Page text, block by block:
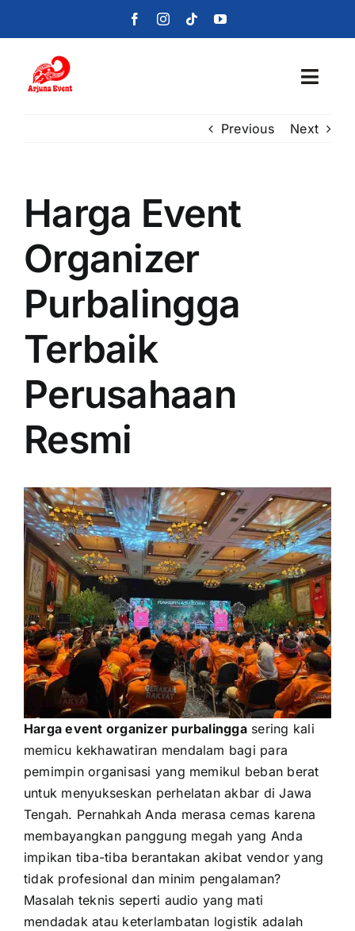
Beranda
Foto
Blog
Hubungi Kami
Previous Next
Harga Event
Organizer
Purbalingga
Terbaik
Perusahaan
Resmi
Harga event organizer purbalinggasering kali
memicu kekhawatiran mendalam bagi para
pemimpin organisasi yang memikul beban berat
untuk menyukseskan perhelatan akbar di Jawa
Tengah. Pernahkah Anda merasa cemas karena
membayangkan panggung megah yang Anda
impikan tiba-tiba berantakan akibat vendor yang
tidak profesional dan minim pengalaman?
Masalah teknis seperti audio yang mati
mendadak atau keterlambatan logistik adalah